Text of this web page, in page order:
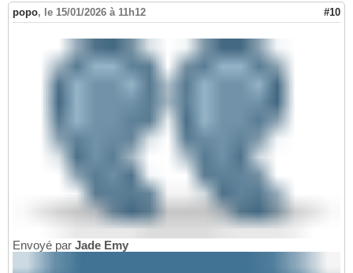
popo, le 15/01/2026 à 11h12 #10
Envoyé par Jade Emy